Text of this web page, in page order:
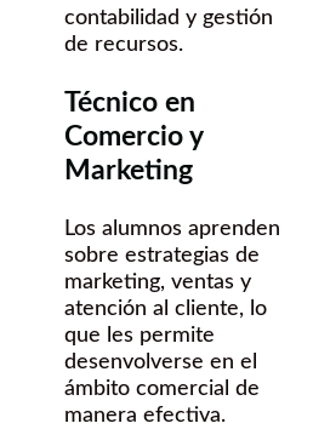
contabilidad y gestión
de recursos.
Técnico en
Comercio y
Marketing
Los alumnos aprenden
sobre estrategias de
marketing, ventas y
atención al cliente, lo
que les permite
desenvolverse en el
ámbito comercial de
manera efectiva.